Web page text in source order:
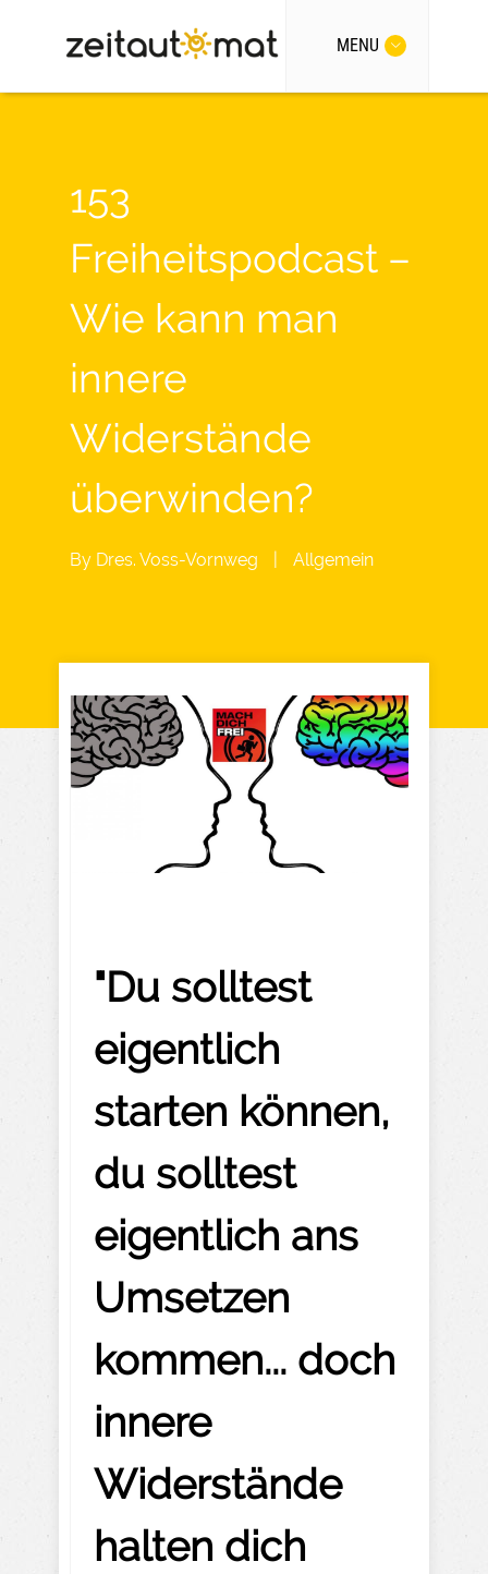
MENU
153
Freiheitspodcast –
Wie kann man
innere
Widerstände
überwinden?
By Dres. Voss-Vornweg Allgemein
"Du solltest
eigentlich
starten können,
du solltest
eigentlich ans
Umsetzen
kommen... doch
innere
Widerstände
halten dich